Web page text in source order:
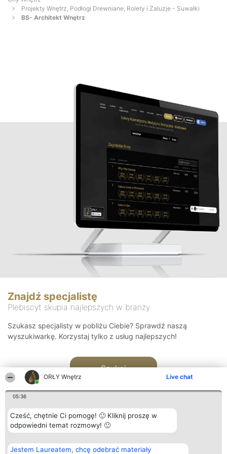
ORŁY Wnętrz Live chat
05:36
Cześć, chętnie Ci pomogę! 🙂 Kliknij proszę w
odpowiedni temat rozmowy! 🙂
Jestem Laureatem, chcę odebrać materiały
Projekty Wnętrz, Podłogi Drewniane, Rolety i Żaluzje - Suwałki
BS- Architekt Wnętrz
Znajdź specjalistę
Plebiscyt skupia najlepszych w branży
Szukasz specjalisty w pobliżu Ciebie? Sprawdź naszą
wyszukiwarkę. Korzystaj tylko z usług najlepszych!
Szukaj
Organizator plebiscytu
Bright Side Solutions sp. z o.
Plebiscyt
Laureaci
Kontakt
Kontakt